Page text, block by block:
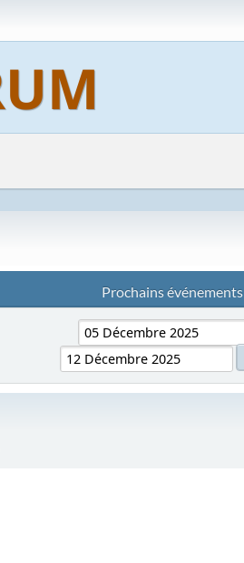
Prochains événements